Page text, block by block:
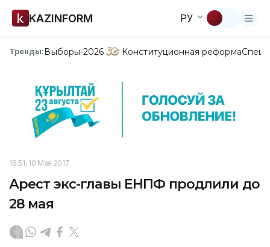
KAZINFORM РУ
Тренды:Выборы-2026 Конституционная реформа
16:51, 10 Мая 2017
Арест экс-главы ЕНПФ продлили до
28 мая